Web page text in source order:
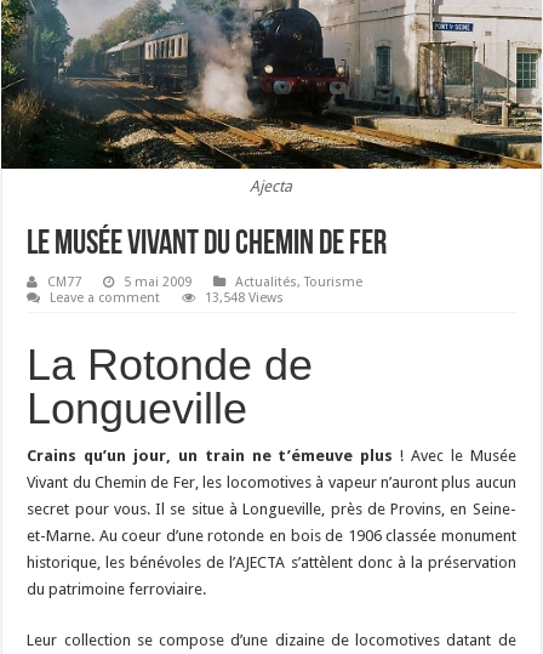
Ajecta
Le Musée Vivant du Chemin de Fer
CM77 5 mai 2009 Actualités,Tourisme
Leave a comment
13,548 Views
La Rotonde de
Longueville
Crains qu’un jour, un train ne t’émeuve plus ! Avec le Musée
Vivant du Chemin de Fer, les locomotives à vapeur n’auront plus aucun
secret pour vous. Il se situe à Longueville, près de Provins, en Seine-
et-Marne. Au coeur d’une rotonde en bois de 1906 classée monument
historique, les bénévoles de l’AJECTA s’attèlent donc à la préservation
du patrimoine ferroviaire.
Leur collection se compose d’une dizaine de locomotives datant de